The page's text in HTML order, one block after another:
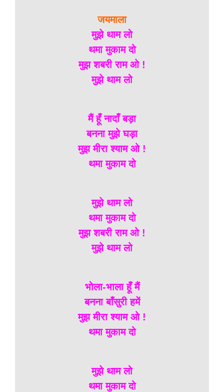
जयमाला
मुझे थाम लो
थमा मुकाम दो
मुझ शबरी राम ओ !
मुझे थाम लो
मैं हूँ नादाँ बड़ा
बनना मुझे घड़ा
मुझ मीरा श्याम ओ !
थमा मुकाम दो
मुझे थाम लो
थमा मुकाम दो
मुझ शबरी राम ओ !
मुझे थाम लो
भोला-भाला हूँ मैं
बनना बाँसुरी हमें
मुझ मीरा श्याम ओ !
थमा मुकाम दो
मुझे थाम लो
थमा मुकाम दो